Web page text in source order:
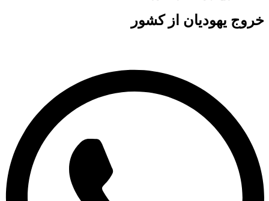
خروج یهودیان از کشور